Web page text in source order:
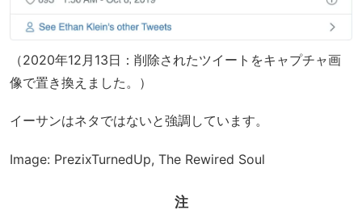
（2020年12月13日：削除されたツイートをキャプチャ画
像で置き換えました。）
イーサンはネタではないと強調しています。
Image: PrezixTurnedUp, The Rewired Soul
注